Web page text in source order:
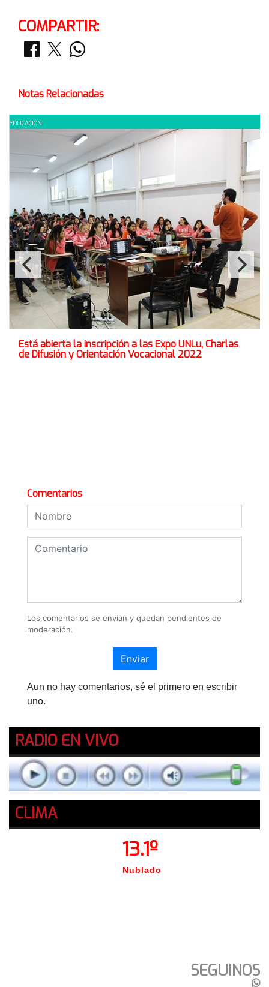
COMPARTIR:
Notas Relacionadas
EDUCACION
Está abierta la inscripción a las Expo UNLu, Charlas
de Difusión y Orientación Vocacional 2022
Comentarios
Los comentarios se envían y quedan pendientes de
moderación.
Enviar
Aun no hay comentarios, sé el primero en escribir
uno.
RADIO EN VIVO
CLIMA
13.1º
Nublado
SEGUINOS